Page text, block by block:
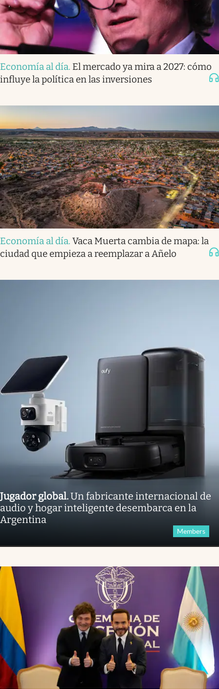
Economía al día. El mercado ya mira a 2027: cómo
influye la política en las inversiones
Economía al día. Vaca Muerta cambia de mapa: la
ciudad que empieza a reemplazar a Añelo
Jugador global.Un fabricante internacional de
audio y hogar inteligente desembarca en la
Argentina
Members